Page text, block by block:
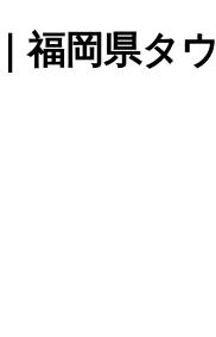
福岡県タ